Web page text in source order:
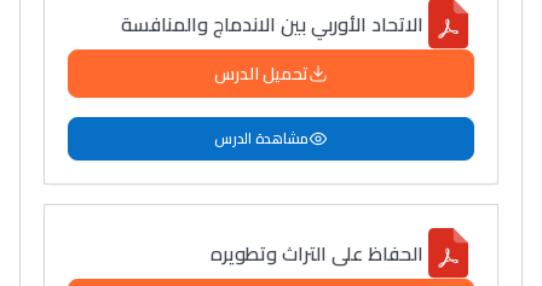
الاتحاد الأوربي بين الاندماج والمنافسة
تحميل الدرس
مشاهدة الدرس
الحفاظ على التراث وتطويره